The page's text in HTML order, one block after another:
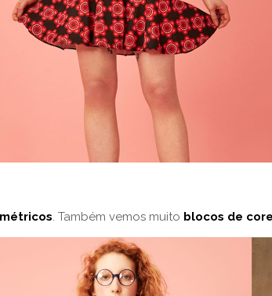
. Também vemos muito blocos de